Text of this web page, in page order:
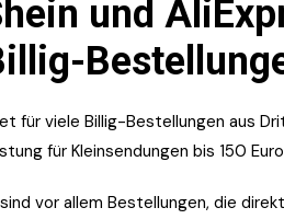
und
für viele Billig-Bestellungen aus
für Kleinsendungen bis 150
vor allem Bestellungen, die